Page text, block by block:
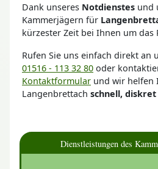
Dank unseres Notdienstes und
Kammerjägern für
kürzester Zeit bei Ihnen um das
Rufen Sie uns einfach direkt an
01516 - 113 32 80 oder
Kontaktformular und wir helfen
Langenbrettach schnell,
Dienstleistungen des